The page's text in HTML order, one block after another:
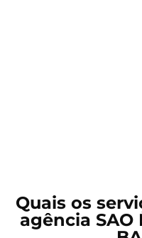
Quais os
agência SAO